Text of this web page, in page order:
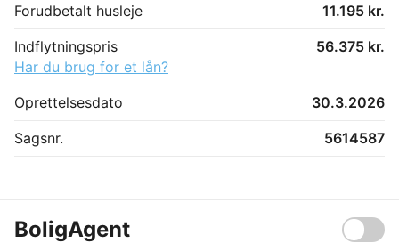
Forudbetalt husleje
11.195 kr.
Indflytningspris
56.375 kr.
Har du brug for et lån?
Oprettelsesdato
30.3.2026
Sagsnr.
5614587
BoligAgent